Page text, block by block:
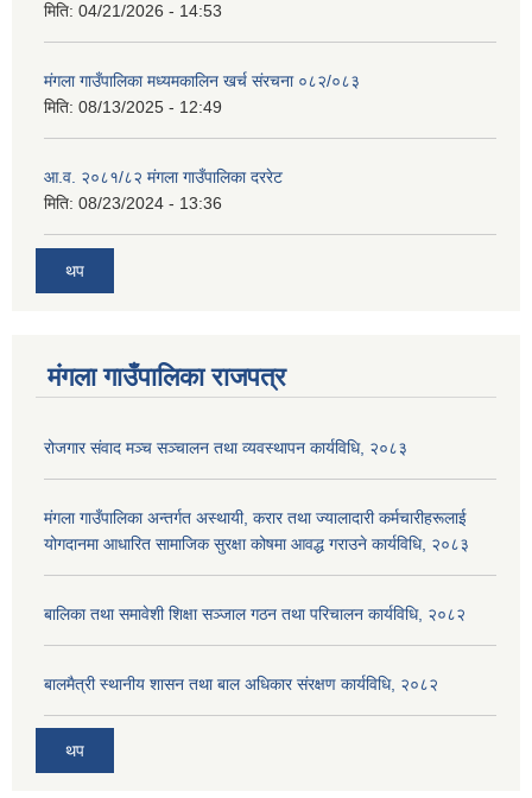
मिति: 04/21/2026 - 14:53
मंगला गाउँपालिका मध्यमकालिन खर्च संरचना ०८२/०८३
मिति: 08/13/2025 - 12:49
आ.व. २०८१/८२ मंगला गाउँपालिका दररेट
मिति: 08/23/2024 - 13:36
थप
मंगला गाउँपालिका राजपत्र
रोजगार संवाद मञ्च सञ्चालन तथा व्यवस्थापन कार्यविधि, २०८३
मंगला गाउँपालिका अन्तर्गत अस्थायी, करार तथा ज्यालादारी कर्मचारीहरूलाई
योगदानमा आधारित सामाजिक सुरक्षा कोषमा आवद्ध गराउने कार्यविधि, २०८३
बालिका तथा समावेशी शिक्षा सञ्जाल गठन तथा परिचालन कार्यविधि, २०८२
बालमैत्री स्थानीय शासन तथा बाल अधिकार संरक्षण कार्यविधि, २०८२
थप